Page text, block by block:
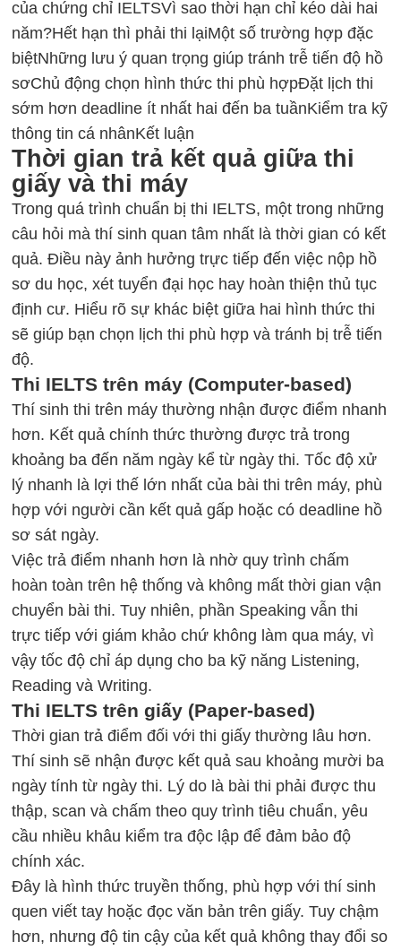
của chứng chỉ IELTSVì sao thời hạn chỉ kéo dài hai
năm?Hết hạn thì phải thi lạiMột số trường hợp đặc
biệtNhững lưu ý quan trọng giúp tránh trễ tiến độ hồ
sơChủ động chọn hình thức thi phù hợpĐặt lịch thi
sớm hơn deadline ít nhất hai đến ba tuầnKiểm tra kỹ
thông tin cá nhânKết luận
Thời gian trả kết quả giữa thi
giấy và thi máy
Trong quá trình chuẩn bịthi IELTS, một trong những
câu hỏi mà thí sinh quan tâm nhất là thời gian có kết
quả. Điều này ảnh hưởng trực tiếp đến việc nộp hồ
sơ du học, xét tuyển đại học hay hoàn thiện thủ tục
định cư. Hiểu rõ sự khác biệt giữa hai hình thức thi
sẽ giúp bạn chọn lịch thi phù hợp và tránh bị trễ tiến
độ.
Thi IELTS trên máy (Computer-based)
Thí sinh thi trên máy thường nhận được điểm nhanh
hơn. Kết quả chính thức thường được trả trong
khoảng ba đến năm ngày kể từ ngày thi. Tốc độ xử
lý nhanh là lợi thế lớn nhất của bài thi trên máy, phù
hợp với người cần kết quả gấp hoặc có deadline hồ
sơ sát ngày.
Việc trả điểm nhanh hơn là nhờ quy trình chấm
hoàn toàn trên hệ thống và không mất thời gian vận
chuyển bài thi. Tuy nhiên, phần Speaking vẫn thi
trực tiếp với giám khảo chứ không làm qua máy, vì
vậy tốc độ chỉ áp dụng cho ba kỹ năng Listening,
Reading vàWriting.
Thi IELTS trên giấy (Paper-based)
Thời gian trả điểm đối với thi giấy thường lâu hơn.
Thí sinh sẽ nhận được kết quả sau khoảng mười ba
ngày tính từ ngày thi. Lý do là bài thi phải được thu
thập, scan và chấm theo quy trình tiêu chuẩn, yêu
cầu nhiều khâu kiểm tra độc lập để đảm bảo độ
chính xác.
Đây là hình thức truyền thống, phù hợp với thí sinh
quen viết tay hoặc đọc văn bản trên giấy. Tuy chậm
hơn, nhưng độ tin cậy của kết quả không thay đổi so